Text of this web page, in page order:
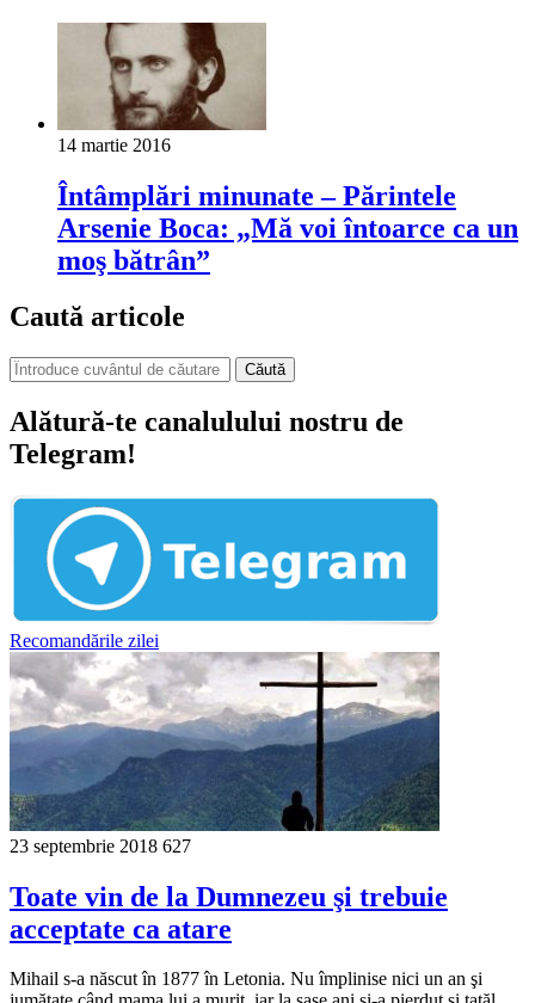
14 martie 2016
Întâmplări minunate – Părintele
Arsenie Boca: „Mă voi întoarce ca un
moş bătrân”
Caută articole
Căută
Alătură-te canalulului nostru de
Telegram!
Recomandările zilei
23 septembrie 2018 627
Toate vin de la Dumnezeu şi trebuie
acceptate ca atare
Mihail s-a născut în 1877 în Letonia. Nu împlinise nici un an şi